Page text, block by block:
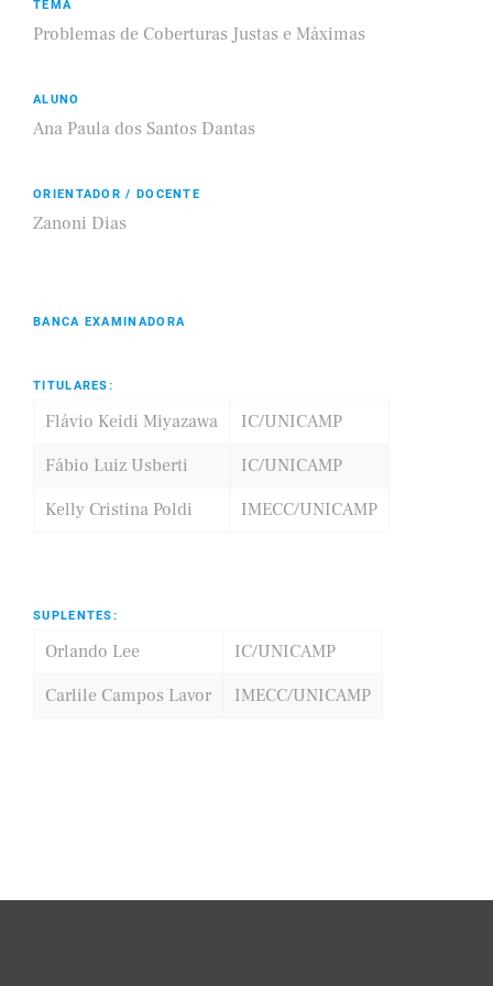
TEMA
Problemas de Coberturas Justas e Máximas
ALUNO
Ana Paula dos Santos Dantas
ORIENTADOR / DOCENTE
Zanoni Dias
BANCA EXAMINADORA
TITULARES:
Flávio Keidi Miyazawa
IC/UNICAMP
Fábio Luiz Usberti
IC/UNICAMP
Kelly Cristina Poldi
IMECC/UNICAMP
SUPLENTES:
Orlando Lee
IC/UNICAMP
Carlile Campos Lavor
IMECC/UNICAMP